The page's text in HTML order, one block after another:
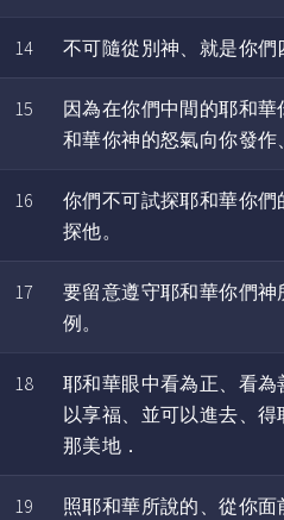
14 不可隨從別神、就是你們
15
因為在你們中間的耶和
和華你神的怒氣向你發作
16
你們不可試探耶和華你
探他。
17
要留意遵守耶和華你們
例。
18
耶和華眼中看為正、看
以享福、並可以進去、
那美地．
19 照耶和華所說的、從你面